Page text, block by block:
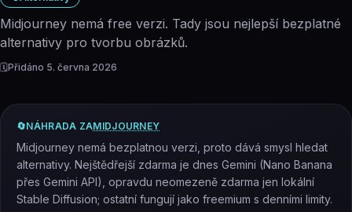
Midjourney nemá free verzi. Tady jsou nejlepší bezplatné
alternativy pro tvorbu obrázků.
🗓️Přidáno 5. června 2026
🔄NÁHRADA ZAMIDJOURNEY
Midjourney nemá bezplatnou verzi, proto dává smysl hledat
alternativy. Nejštědřejší zdarma je dnes Gemini (Nano Banana
přes Gemini API), opravdu neomezeně zdarma jen lokální
Stable Diffusion; ostatní fungují jako freemium s denními limity.